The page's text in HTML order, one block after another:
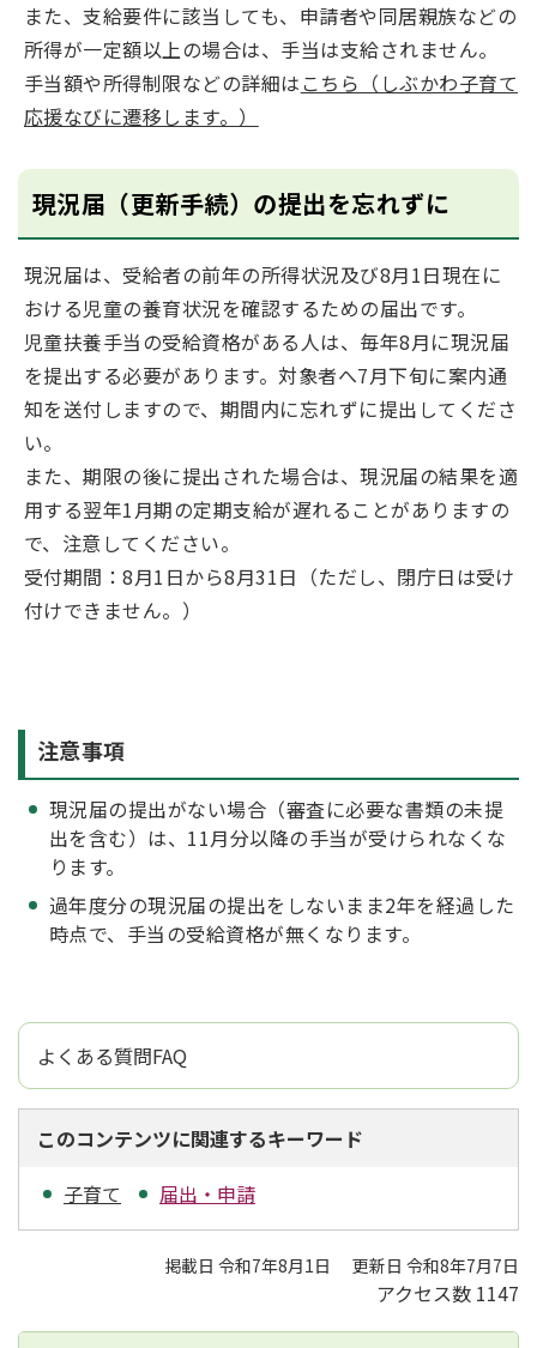
また、支給要件に該当しても、申請者や同居親族などの
所得が一定額以上の場合は、手当は支給されません。
手当額や所得制限などの詳細は こちら（しぶかわ子育て
応援なびに遷移します。）
現況届（更新手続）の提出を忘れずに
現況届は、受給者の前年の所得状況及び8月1日現在に
おける児童の養育状況を確認するための届出です。
児童扶養手当の受給資格がある人は、毎年8月に現況届
を提出する必要があります。対象者へ7月下旬に案内通
知を送付しますので、期間内に忘れずに提出してくださ
い。
また、期限の後に提出された場合は、現況届の結果を適
用する翌年1月期の定期支給が遅れることがありますの
で、注意してください。
受付期間：8月1日から8月31日（ただし、閉庁日は受け
付けできません。）
注意事項
現況届の提出がない場合（審査に必要な書類の未提
出を含む）は、11月分以降の手当が受けられなくな
ります。
過年度分の現況届の提出をしないまま2年を経過した
時点で、手当の受給資格が無くなります。
よくある質問FAQ
このコンテンツに関連するキーワード
子育て
届出・申請
掲載日 令和7年8月1日 更新日 令和8年7月7日
アクセス数 1147